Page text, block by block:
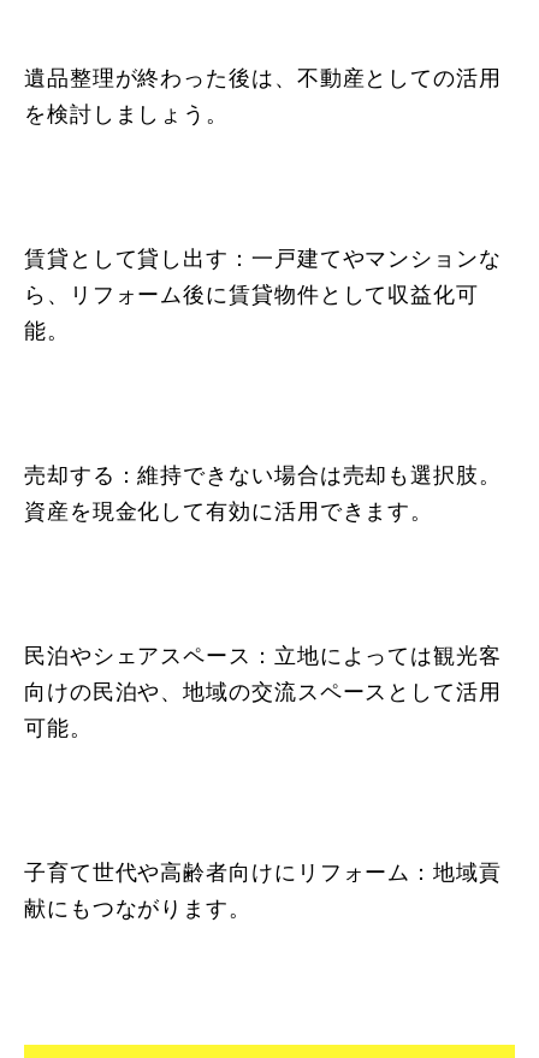
遺品整理が終わった後は、不動産としての活用
を検討しましょう。
賃貸として貸し出す：一戸建てやマンションな
ら、リフォーム後に賃貸物件として収益化可
能。
売却する：維持できない場合は売却も選択肢。
資産を現金化して有効に活用できます。
民泊やシェアスペース：立地によっては観光客
向けの民泊や、地域の交流スペースとして活用
可能。
子育て世代や高齢者向けにリフォーム：地域貢
献にもつながります。